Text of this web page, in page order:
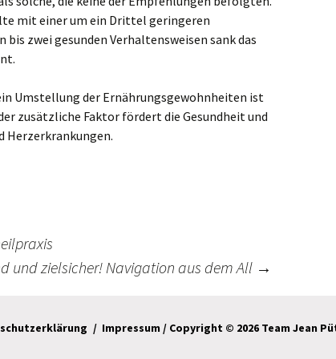
mit einer um ein Drittel geringeren
zwei gesunden Verhaltensweisen sank das
Umstellung der Ernährungsgewohnheiten ist
zusätzliche Faktor fördert die Gesundheit und
Herzerkrankungen.
und zielsicher! Navigation aus dem All →
Impressum / Copyright © 2026 Team Jean